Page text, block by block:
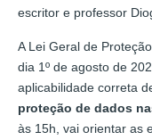
escritor e professor
A Lei Geral de
dia 1º de agosto de
aplicabilidade correta
proteção de dados
às 15h, vai orientar as